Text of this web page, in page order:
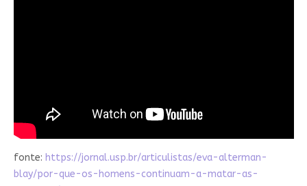
fonte: https://jornal.usp.br/articulistas/eva-alterman-
blay/por-que-os-homens-continuam-a-matar-as-